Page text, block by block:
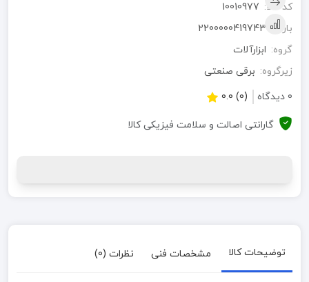
کد کالا: 10010977
بارکد: 2200000419743
گروه: ابزارآلات
زیرگروه: برقی صنعتی
0 دیدگاه
(0) 0.0
گارانتی اصالت و سلامت فیزیکی کالا
توضیحات کالا مشخصات فنی نظرات (0)